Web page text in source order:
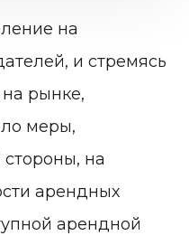
на
и стремясь
рынке,
меры,
на
арендных
арендной